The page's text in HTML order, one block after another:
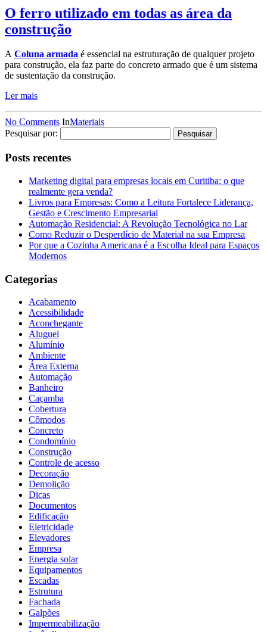
O ferro utilizado em todas as área da
construção
A Coluna armada é essencial na estruturação de qualquer projeto
para construção, ela faz parte do concreto armado que é um sistema
de sustentação da construção.
Ler mais
No Comments InMateriais
Pesquisar por:
Posts recentes
Marketing digital para empresas locais em Curitiba: o que
realmente gera venda?
Livros para Empresas: Como a Leitura Fortalece Liderança,
Gestão e Crescimento Empresarial
Automação Residencial: A Revolução Tecnológica no Lar
Como Reduzir o Desperdício de Material na sua Empresa
Por que a Cozinha Americana é a Escolha Ideal para Espaços
Modernos
Categorias
Acabamento
Acessibilidade
Aconchegante
Aluguel
Alumínio
Ambiente
Área Externa
Automação
Banheiro
Caçamba
Cobertura
Cômodos
Concreto
Condomínio
Construção
Controle de acesso
Decoração
Demolição
Dicas
Documentos
Edificação
Eletricidade
Elevadores
Empresa
Energia solar
Equipamentos
Escadas
Estrutura
Fachada
Galpões
Impermeabilização